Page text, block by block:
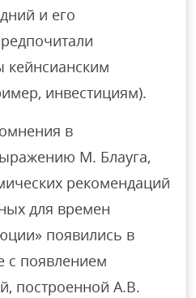
и его
кейнсианским
инвестициям).
в
М. Блауга,
рекомендаций
для времен
появились в
с появлением
построенной А.В.